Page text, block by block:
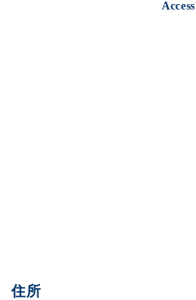
Access
住所